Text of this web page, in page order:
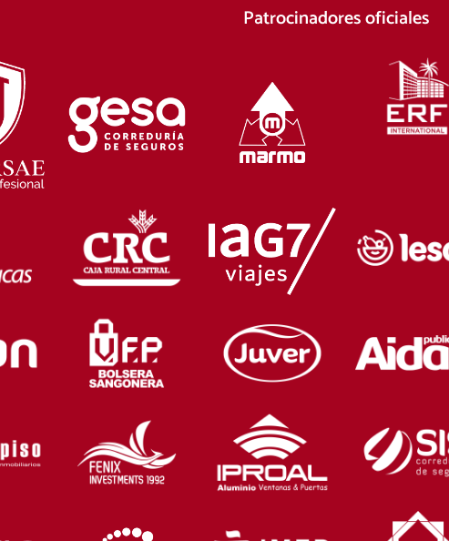
Patrocinadores oficiales